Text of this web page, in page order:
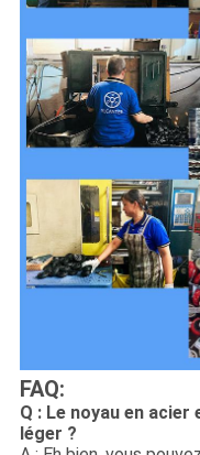
FAQ:
Q : Le noyau en
léger ?